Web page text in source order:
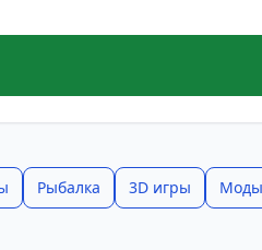
Рыбалка 3D игры Моды